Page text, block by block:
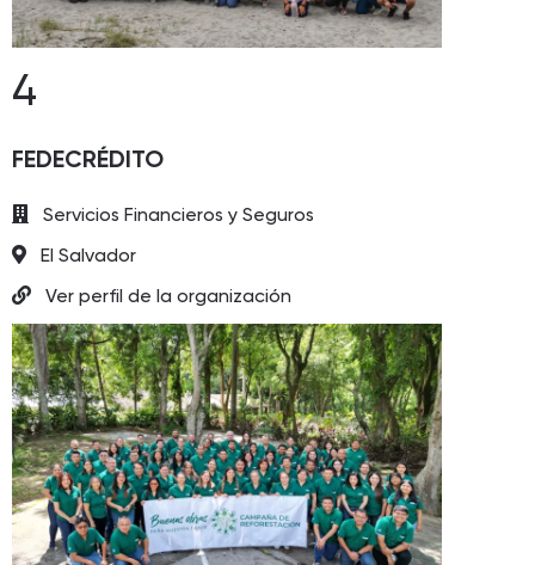
4
FEDECRÉDITO
Servicios Financieros y Seguros
El Salvador
Ver perfil de la organización